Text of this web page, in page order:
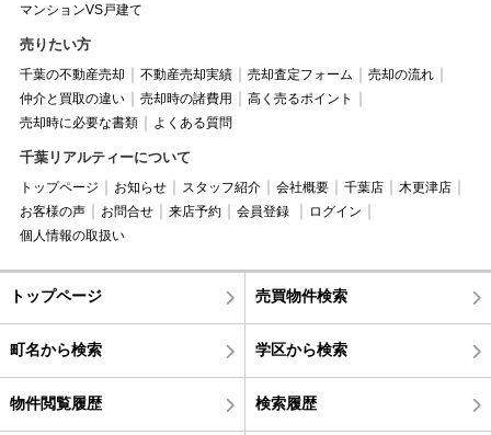
マンションVS戸建て
売りたい方
千葉の不動産売却 不動産売却実績 売却査定フォーム
売却の流れ
仲介と買取の違い
売却時の諸費用
高く売るポイント
売却時に必要な書類
よくある質問
千葉リアルティーについて
トップページ お知らせ スタッフ紹介 会社概要 千葉店
木更津店
お客様の声
お問合せ 来店予約 会員登録
ログイン
個人情報の取扱い
トップページ 売買物件検索
町名から検索 学区から検索
物件閲覧履歴 検索履歴